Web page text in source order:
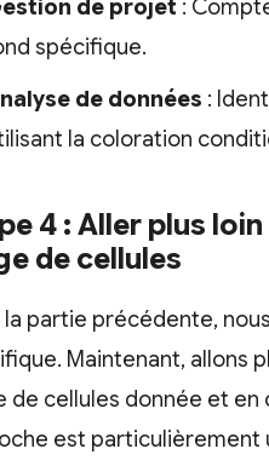
de projet :
spécifique.
de données :
la coloration
4 : Aller plus
de cellules
la partie précédente,
Maintenant, allons
de cellules donnée et
est particulièrement